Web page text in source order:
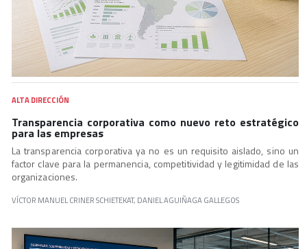
ALTA DIRECCIÓN
Transparencia corporativa como nuevo reto estratégico
para las empresas
La transparencia corporativa ya no es un requisito aislado, sino un
factor clave para la permanencia, competitividad y legitimidad de las
organizaciones.
VÍCTOR MANUEL CRINER SCHIETEKAT, DANIEL AGUIÑAGA GALLEGOS